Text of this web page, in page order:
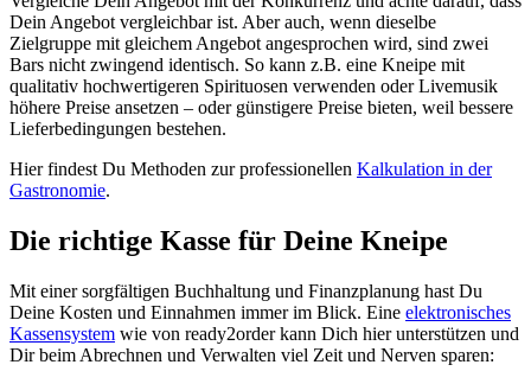
Dein Angebot vergleichbar ist. Aber auch, wenn dieselbe
Zielgruppe mit gleichem Angebot angesprochen wird, sind zwei
Bars nicht zwingend identisch. So kann z.B. eine Kneipe mit
qualitativ hochwertigeren Spirituosen verwenden oder Livemusik
höhere Preise ansetzen – oder günstigere Preise bieten, weil bessere
Lieferbedingungen bestehen.
Hier findest Du Methoden zur professionellen Kalkulation in der
Gastronomie.
Die richtige Kasse für Deine Kneipe
Mit einer sorgfältigen Buchhaltung und Finanzplanung hast Du
Deine Kosten und Einnahmen immer im Blick. Eine elektronisches
Kassensystem wie von ready2order kann Dich hier unterstützen und
Dir beim Abrechnen und Verwalten viel Zeit und Nerven sparen: